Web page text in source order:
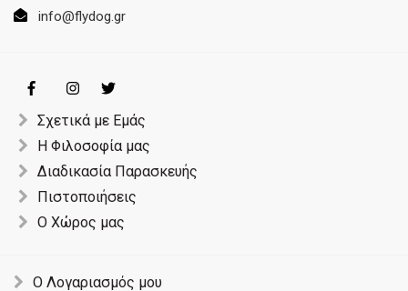
info@flydog.gr
Σχετικά με Εμάς
Η Φιλοσοφία μας
Διαδικασία Παρασκευής
Πιστοποιήσεις
Ο Χώρος μας
Ο Λογαριασμός μου